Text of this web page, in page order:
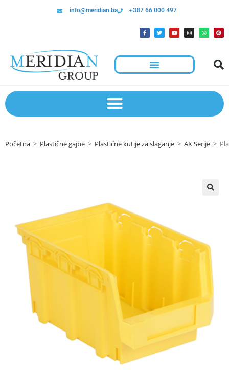
info@meridian.ba +387 66 000 497
Početna > Plastične gajbe > Plastične kutije za slaganje > AX Serije >